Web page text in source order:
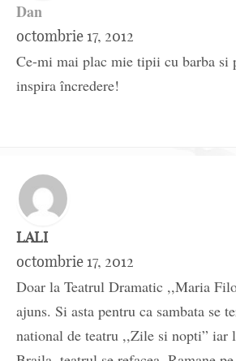
Dan
octombrie 17, 2012
Ce-mi mai plac mie tipii cu barba si
inspira încredere!
LALI
octombrie 17, 2012
Doar la Teatrul Dramatic ,,Maria
ajuns. Si asta pentru ca sambata se
national de teatru ,,Zile si nopti” iar